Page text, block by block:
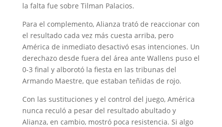
la falta fue sobre Tilman Palacios.
Para el complemento, Alianza trató de reaccionar con
el resultado cada vez más cuesta arriba, pero
América de inmediato desactivó esas intenciones. Un
derechazo desde fuera del área ante Wallens puso el
0-3 final y alborotó la fiesta en las tribunas del
Armando Maestre, que estaban teñidas de rojo.
Con las sustituciones y el control del juego, América
nunca reculó a pesar del resultado abultado y
Alianza, en cambio, mostró poca resistencia. Si algo